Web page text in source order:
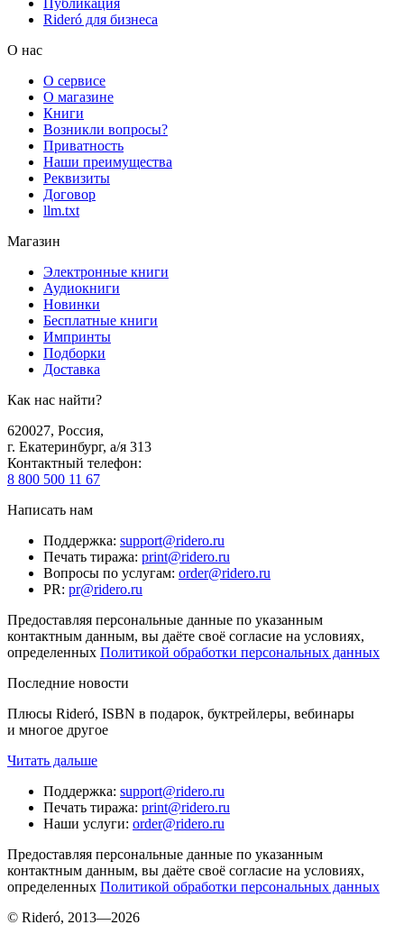
Rideró для бизнеса
О нас
О сервисе
О магазине
Книги
Возникли вопросы?
Приватность
Наши преимущества
Реквизиты
Договор
llm.txt
Магазин
Электронные книги
Аудиокниги
Новинки
Бесплатные книги
Импринты
Подборки
Доставка
Как нас найти?
620027, Россия,
г. Екатеринбург, а/я 313
Контактный телефон:
8 800 500 11 67
Написать нам
Поддержка: support@ridero.ru
Печать тиража: print@ridero.ru
Вопросы по услугам: order@ridero.ru
PR: pr@ridero.ru
Предоставляя персональные данные по указанным
контактным данным, вы даёте своё согласие на условиях,
определенных Политикой обработки персональных данных
Последние новости
Плюсы Rideró, ISBN в подарок, буктрейлеры, вебинары
и многое другое
Читать дальше
Поддержка: support@ridero.ru
Печать тиража: print@ridero.ru
Наши услуги: order@ridero.ru
Предоставляя персональные данные по указанным
контактным данным, вы даёте своё согласие на условиях,
определенных Политикой обработки персональных данных
© Rideró, 2013—2026